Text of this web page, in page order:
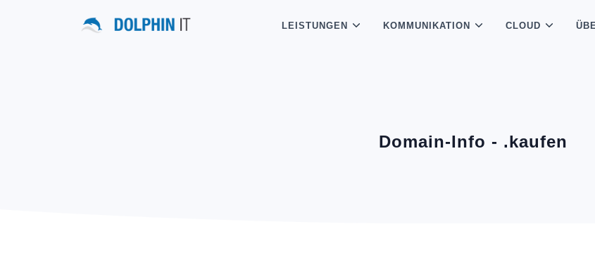
LEISTUNGEN KOMMUNIKATION CLOUD
Domain-Info - .kaufen